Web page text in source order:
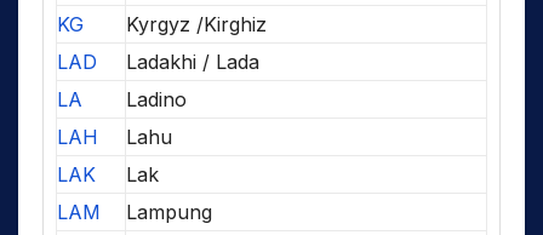
KG
Kyrgyz /Kirghiz
LAD
Ladakhi / Lada
LA
Ladino
LAH
Lahu
LAK
Lak
LAM
Lampung